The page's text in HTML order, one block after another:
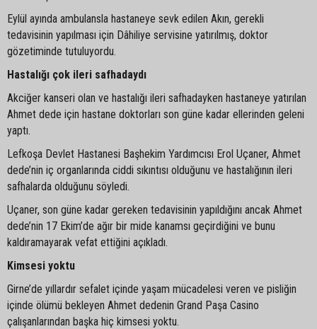
Eylül ayında ambulansla hastaneye sevk edilen Akın, gerekli
tedavisinin yapılması için Dâhiliye servisine yatırılmış, doktor
gözetiminde tutuluyordu.
Hastalığı çok ileri safhadaydı
Akciğer kanseri olan ve hastalığı ileri safhadayken hastaneye yatırılan
Ahmet dede için hastane doktorları son güne kadar ellerinden geleni
yaptı.
Lefkoşa Devlet Hastanesi Başhekim Yardımcısı Erol Uçaner, Ahmet
dede’nin iç organlarında ciddi sıkıntısı olduğunu ve hastalığının ileri
safhalarda olduğunu söyledi.
Uçaner, son güne kadar gereken tedavisinin yapıldığını ancak Ahmet
dede’nin 17 Ekim’de ağır bir mide kanamsı geçirdiğini ve bunu
kaldıramayarak vefat ettiğini açıkladı.
Kimsesi yoktu
Girne’de yıllardır sefalet içinde yaşam mücadelesi veren ve pisliğin
içinde ölümü bekleyen Ahmet dedenin Grand Paşa Casino
çalışanlarından başka hiç kimsesi yoktu.